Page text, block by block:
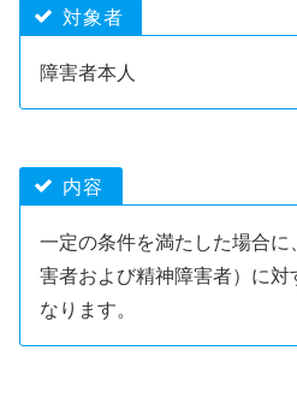
対象者
障害者本人
内容
一定の条件を満たした場合
害者および精神障害者）に対
なります。